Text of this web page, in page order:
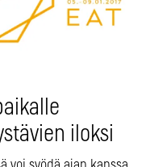
iloksi